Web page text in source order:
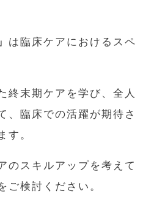
は臨床ケアにおけるスペ
終末期ケアを学び、全人
、臨床での活躍が期待さ
す。
のスキルアップを考えて
ご検討ください。